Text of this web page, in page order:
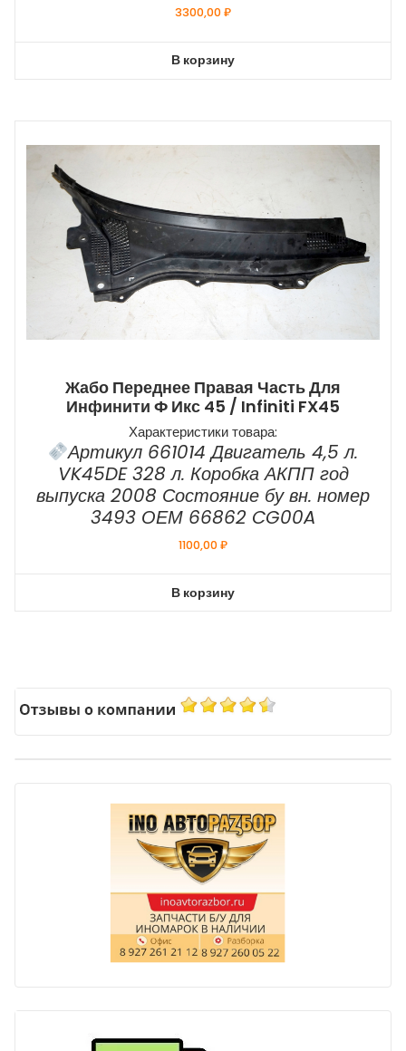
3300,00₽
В корзину
Жабо Переднее Правая Часть Для
Инфинити Ф Икс 45 / Infiniti FX45
Характеристики товара:
Артикул 661014 Двигатель 4,5 л.
VK45DE 328 л. Коробка АКПП год
выпуска 2008 Состояние бу вн. номер
3493 ОЕМ 66862 CG00A
1100,00₽
В корзину